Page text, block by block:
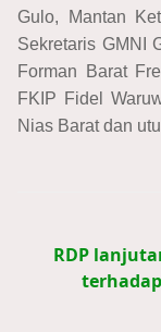
Gulo, Mantan
Sekretaris GMNI
Forman Barat
FKIP Fidel
Nias Barat dan
RDP